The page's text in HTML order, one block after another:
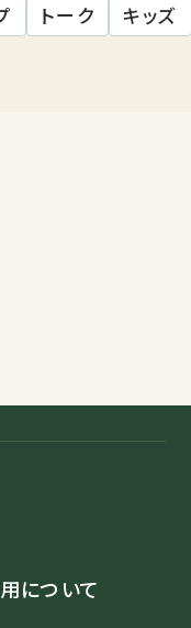
トーク キッズ
について